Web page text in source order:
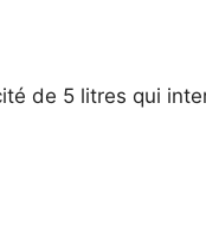
de 5 litres qui